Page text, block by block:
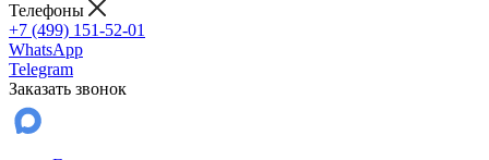
Телефоны
+7 (499) 151-52-01
WhatsApp
Telegram
Заказать звонок